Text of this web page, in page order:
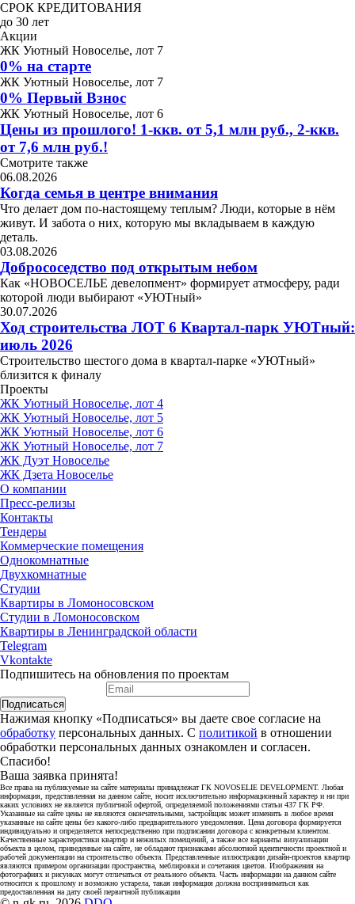
СРОК КРЕДИТОВАНИЯ
до 30 лет
Акции
ЖК Уютный Новоселье, лот 7
0% на старте
ЖК Уютный Новоселье, лот 7
0% Первый Взнос
ЖК Уютный Новоселье, лот 6
Цены из прошлого! 1-ккв. от 5,1 млн руб., 2-ккв.
от 7,6 млн руб.!
Смотрите также
06.08.2026
Когда семья в центре внимания
Что делает дом по-настоящему теплым? Люди, которые в нём
живут. И забота о них, которую мы вкладываем в каждую
деталь.
03.08.2026
Добрососедство под открытым небом
Как «НОВОСЕЛЬЕ девелопмент» формирует атмосферу, ради
которой люди выбирают «УЮТный»
30.07.2026
Ход строительства ЛОТ 6 Квартал-парк УЮТный:
июль 2026
Строительство шестого дома в квартал-парке «УЮТный»
близится к финалу
Проекты
ЖК Уютный Новоселье, лот 4
ЖК Уютный Новоселье, лот 5
ЖК Уютный Новоселье, лот 6
ЖК Уютный Новоселье, лот 7
ЖК Дуэт Новоселье
ЖК Дзета Новоселье
О компании
Пресс-релизы
Контакты
Тендеры
Коммерческие помещения
Однокомнатные
Двухкомнатные
Студии
Квартиры в Ломоносовском
Студии в Ломоносовском
Квартиры в Ленинградской области
Telegram
Vkontakte
Подпишитесь на обновления по проектам
Подписаться
Нажимая кнопку «Подписаться» вы даете свое согласие на
обработку персональных данных. С политикой в отношении
обработки персональных данных ознакомлен и согласен.
Спасибо!
Ваша заявка принята!
Все права на публикуемые на сайте материалы принадлежат ГК NOVOSELIE DEVELOPMENT. Любая
информация, представленная на данном сайте, носит исключительно информационный характер и ни при
каких условиях не является публичной офертой, определяемой положениями статьи 437 ГК РФ.
Указанные на сайте цены не являются окончательными, застройщик может изменить в любое время
указанные на сайте цены без какого-либо предварительного уведомления. Цена договора формируется
индивидуально и определяется непосредственно при подписании договора с конкретным клиентом.
Качественные характеристики квартир и нежилых помещений, а также все варианты визуализации
объекта в целом, приведенные на сайте, не обладают признаками абсолютной идентичности проектной и
рабочей документации на строительство объекта. Представленные иллюстрации дизайн-проектов квартир
являются примером организации пространства, меблировки и сочетания цветов. Изображения на
фотографиях и рисунках могут отличаться от реального объекта. Часть информации на данном сайте
относится к прошлому и возможно устарела, такая информация должна восприниматься как
предоставленная на дату своей первичной публикации